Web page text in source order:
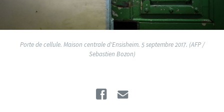
Porte de cellule. Maison centrale d'Ensisheim. 5 septembre 2017. (AFP /
Sebastien Bozon)
Facebook